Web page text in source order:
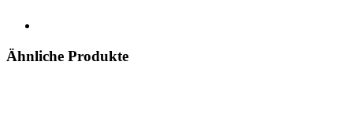
Ähnliche Produkte